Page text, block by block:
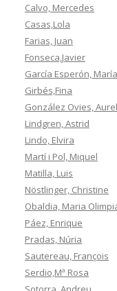
Calvo, Mercedes
Casas,Lola
Farias, Juan
Fonseca,Javier
García Esperón, María
Girbés,Fina
González Ovies,
Lindgren, Astrid
Lindo, Elvira
Martí i Pol, Miquel
Matilla, Luis
Nöstlinger, Christine
Obaldia, Maria
Páez, Enrique
Pradas, Núria
Sautereau, François
Serdio,Mª Rosa